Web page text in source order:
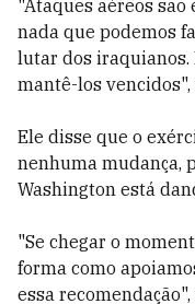
"Ataques aéreos
nada que podemos
lutar dos iraquianos.
mantê-los vencidos",
Ele disse que o
nenhuma mudança,
Washington está
"Se chegar o
forma como
essa